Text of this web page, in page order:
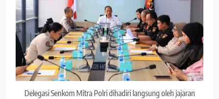
Delegasi Senkom Mitra Polri dihadiri langsung oleh jajaran